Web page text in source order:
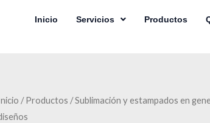
Inicio Servicios Productos
/Productos /Sublimación y estampados en